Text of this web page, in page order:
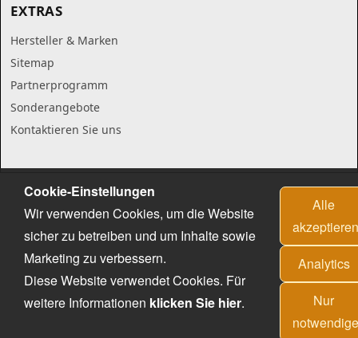
EXTRAS
Hersteller & Marken
Sitemap
Partnerprogramm
Sonderangebote
Kontaktieren Sie uns
Cookie-Einstellungen
Wir verwenden Cookies, um die Website
sicher zu betreiben und um Inhalte sowie
Marketing zu verbessern.
Diese Website verwendet Cookies. Für
weitere Informationen klicken Sie hier.
Alle
Analytics
Nur